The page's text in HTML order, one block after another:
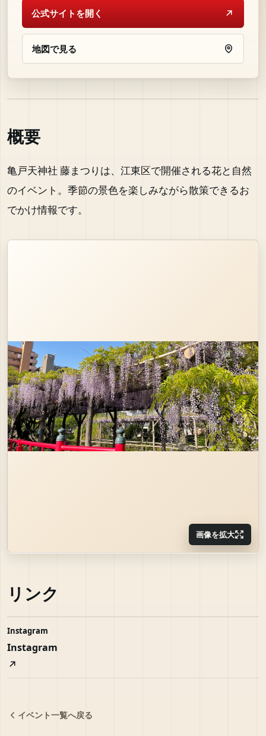
公式サイトを開く
地図で見る
概要
亀戸天神社 藤まつりは、江東区で開催される花と自然
のイベント。季節の景色を楽しみながら散策できるお
でかけ情報です。
画像を拡大
リンク
Instagram
Instagram
イベント一覧へ戻る